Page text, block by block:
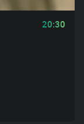
20:30